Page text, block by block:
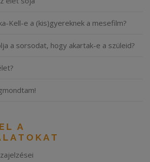
Kell-e a (kis)gyereknek a mesefilm?
a sorsodat, hogy akartak-e a szüleid?
A